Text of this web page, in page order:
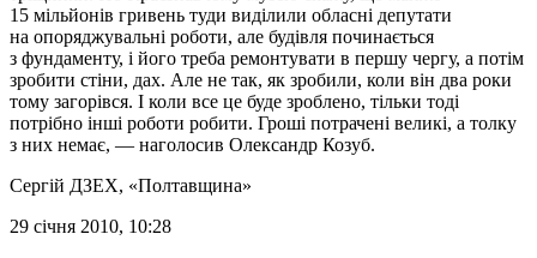
15 мільйонів гривень туди виділили обласні депутати
на опоряджувальні роботи, але будівля починається
з фундаменту, і його треба ремонтувати в першу чергу, а потім
зробити стіни, дах. Але не так, як зробили, коли він два роки
тому загорівся. І коли все це буде зроблено, тільки тоді
потрібно інші роботи робити. Гроші потрачені великі, а толку
з них немає, — наголосив Олександр Козуб.
Сергій ДЗЕХ, «Полтавщина»
29 січня 2010, 10:28